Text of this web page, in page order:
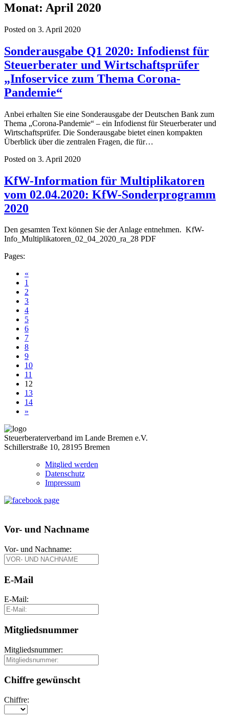
Monat: April 2020
Posted on 3. April 2020
Sonderausgabe Q1 2020: Infodienst für
Steuerberater und Wirtschaftsprüfer
„Infoservice zum Thema Corona-
Pandemie“
Anbei erhalten Sie eine Sonderausgabe der Deutschen Bank zum
Thema „Corona-Pandemie“ – ein Infodienst für Steuerberater und
Wirtschaftsprüfer. Die Sonderausgabe bietet einen kompakten
Überblick über die zentralen Fragen, die für…
Posted on 3. April 2020
KfW-Information für Multiplikatoren
vom 02.04.2020: KfW-Sonderprogramm
2020
Den gesamten Text können Sie der Anlage entnehmen. KfW-
Info_Multiplikatoren_02_04_2020_ra_28 PDF
Pages:
«
1
2
3
4
5
6
7
8
9
10
11
12
13
14
»
Steuerberaterverband im Lande Bremen e.V.
Schillerstraße 10, 28195 Bremen
Mitglied werden
Datenschutz
Impressum
Vor- und Nachname
Vor- und Nachname:
E-Mail
E-Mail:
Mitgliedsnummer
Mitgliedsnummer:
Chiffre gewünscht
Chiffre: